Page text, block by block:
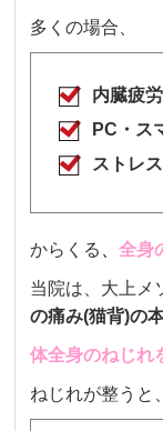
多くの場合、
内臓疲労
PC・ス
ストレ
からくる 、全身
当院は、大上メ
の痛み(猫背)の
体全身のねじれ
ねじれが整うと、